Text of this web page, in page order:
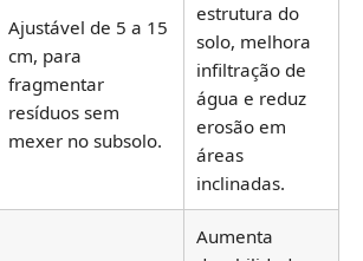
Ajustável de 5 a 15
cm, para
fragmentar
resíduos sem
mexer no subsolo.
estrutura do
solo, melhora
infiltração de
água e reduz
erosão em
áreas
inclinadas.
Aumenta